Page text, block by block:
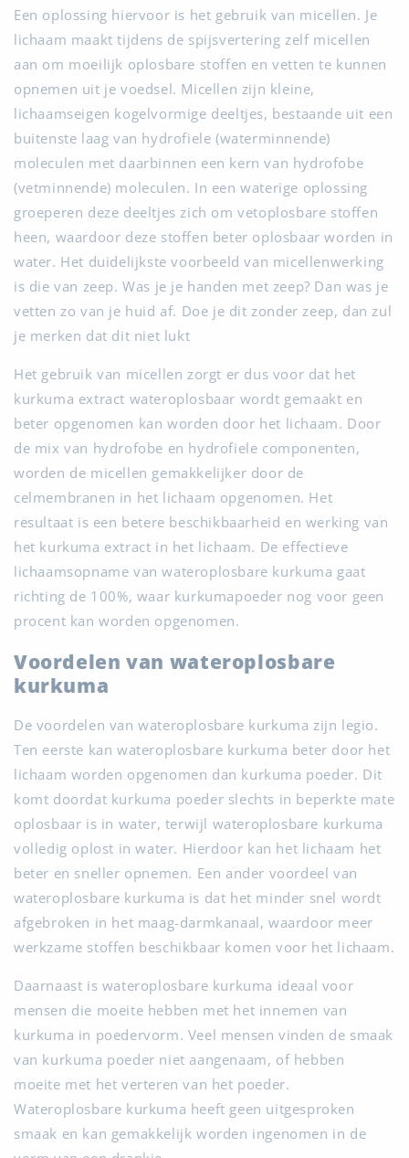
Een oplossing hiervoor is het gebruik van micellen. Je
lichaam maakt tijdens de spijsvertering zelf micellen
aan om moeilijk oplosbare stoffen en vetten te kunnen
opnemen uit je voedsel. Micellen zijn kleine,
lichaamseigen kogelvormige deeltjes, bestaande uit een
buitenste laag van hydrofiele (waterminnende)
moleculen met daarbinnen een kern van hydrofobe
(vetminnende) moleculen. In een waterige oplossing
groeperen deze deeltjes zich om vetoplosbare stoffen
heen, waardoor deze stoffen beter oplosbaar worden in
water. Het duidelijkste voorbeeld van micellenwerking
is die van zeep. Was je je handen met zeep? Dan was je
vetten zo van je huid af. Doe je dit zonder zeep, dan zul
je merken dat dit niet lukt
Het gebruik van micellen zorgt er dus voor dat het
kurkuma extract wateroplosbaar wordt gemaakt en
beter opgenomen kan worden door het lichaam. Door
de mix van hydrofobe en hydrofiele componenten,
worden de micellen gemakkelijker door de
celmembranen in het lichaam opgenomen. Het
resultaat is een betere beschikbaarheid en werking van
het kurkuma extract in het lichaam. De effectieve
lichaamsopname van wateroplosbare kurkuma gaat
richting de 100%, waar kurkumapoeder nog voor geen
procent kan worden opgenomen.
Voordelen van wateroplosbare
kurkuma
De voordelen van wateroplosbare kurkuma zijn legio.
Ten eerste kan wateroplosbare kurkuma beter door het
lichaam worden opgenomen dan kurkuma poeder. Dit
komt doordat kurkuma poeder slechts in beperkte mate
oplosbaar is in water, terwijl wateroplosbare kurkuma
volledig oplost in water. Hierdoor kan het lichaam het
beter en sneller opnemen. Een ander voordeel van
wateroplosbare kurkuma is dat het minder snel wordt
afgebroken in het maag-darmkanaal, waardoor meer
werkzame stoffen beschikbaar komen voor het lichaam.
Daarnaast is wateroplosbare kurkuma ideaal voor
mensen die moeite hebben met het innemen van
kurkuma in poedervorm. Veel mensen vinden de smaak
van kurkuma poeder niet aangenaam, of hebben
moeite met het verteren van het poeder.
Wateroplosbare kurkuma heeft geen uitgesproken
smaak en kan gemakkelijk worden ingenomen in de